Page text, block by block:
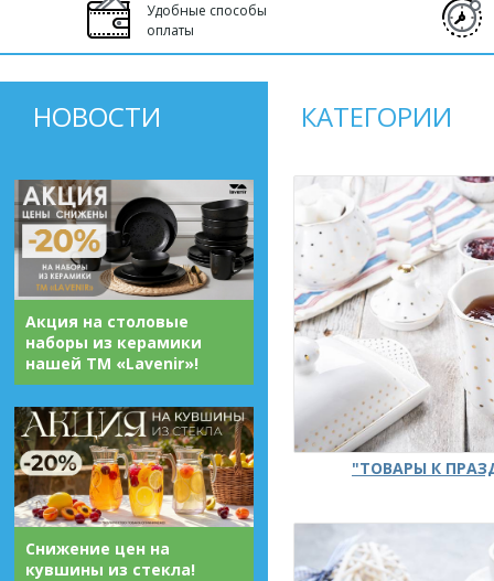
Удобные способы
оплаты
НОВОСТИ
Акция на столовые
наборы из керамики
нашей ТМ «Lavenir»!
Снижение цен на
кувшины из стекла!
КАТЕГОРИИ
"ТОВАРЫ К